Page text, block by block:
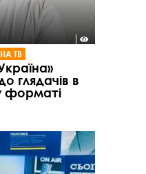
ТВ
глядачів в
форматі